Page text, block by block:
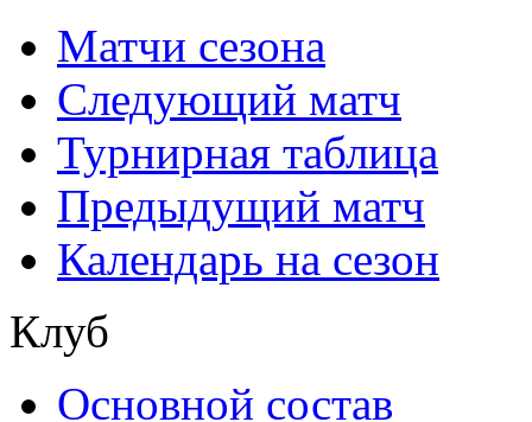
Матчи сезона
Следующий матч
Турнирная таблица
Предыдущий матч
Календарь на сезон
Клуб
Основной состав